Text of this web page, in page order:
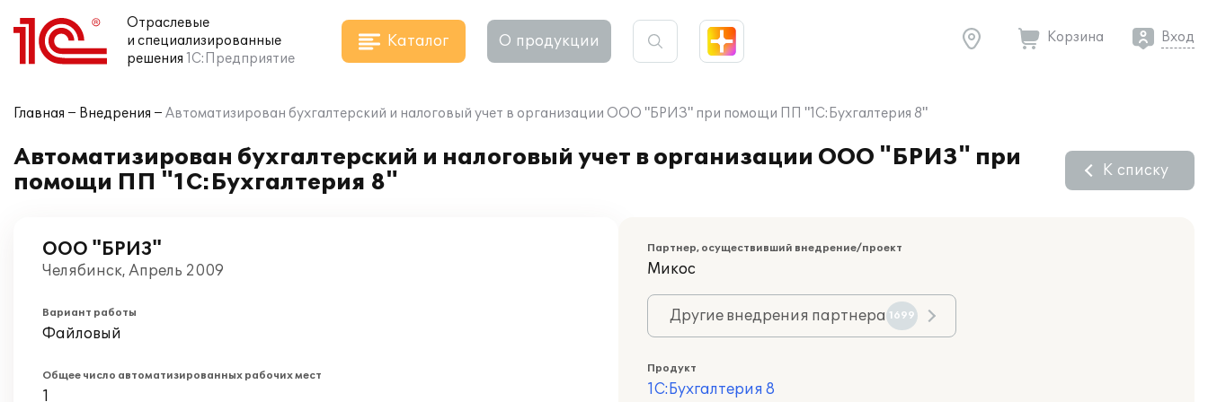
Отраслевые
и специализированные
решения 1С:Предприятие
Каталог О продукции Корзина Вход
Главная Внедрения Автоматизирован бухгалтерский и налоговый учет в организации ООО "БРИЗ" при помощи ПП "1С:Бухгалтерия 8"
Автоматизирован бухгалтерский и налоговый учет в организации ООО "БРИЗ" при
помощи ПП "1С:Бухгалтерия 8"
К списку
ООО "БРИЗ"
Челябинск, Апрель 2009
Вариант работы
Файловый
Общее число автоматизированных рабочих мест
1
Партнер, осуществивший внедрение/проект
Микос
Другие внедрения партнера 1699
Продукт
1С:Бухгалтерия 8